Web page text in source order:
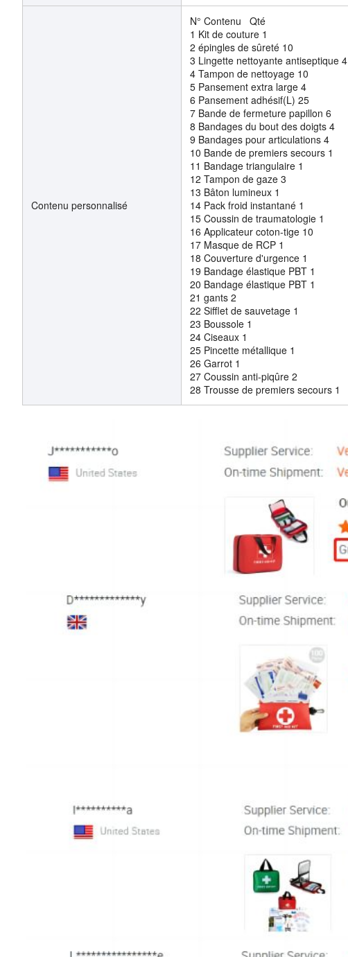
Contenu personnalisé
N° Contenu Qté
1 Kit de couture 1
2 épingles de sûreté 10
3 Lingette nettoyante antiseptique 4
4 Tampon de nettoyage 10
5 Pansement extra large 4
6 Pansement adhésif(L) 25
7 Bande de fermeture papillon 6
8 Bandages du bout des doigts 4
9 Bandages pour articulations 4
10 Bande de premiers secours 1
11 Bandage triangulaire 1
12 Tampon de gaze 3
13 Bâton lumineux 1
14 Pack froid instantané 1
15 Coussin de traumatologie 1
16 Applicateur coton-tige 10
17 Masque de RCP 1
18 Couverture d'urgence 1
19 Bandage élastique PBT 1
20 Bandage élastique PBT 1
21 gants 2
22 Sifflet de sauvetage 1
23 Boussole 1
24 Ciseaux 1
25 Pincette métallique 1
26 Garrot 1
27 Coussin anti-piqûre 2
28 Trousse de premiers secours 1